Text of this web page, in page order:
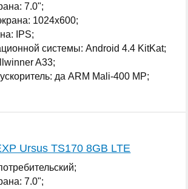
7.0";
1024x600;
IPS;
системы: Android 4.4 KitKat;
A33;
да ARM Mali-400 MP;
Ursus TS170 8GB LTE
7.0";